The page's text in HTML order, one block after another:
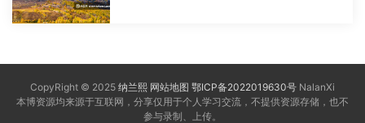
CopyRight © 2025 纳兰熙 网站地图 鄂ICP备2022019630号 NalanXi
本博资源均来源于互联网，分享仅用于个人学习交流，不提供资源存储，也不
参与录制、上传。